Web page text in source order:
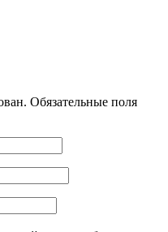
Обязательные поля